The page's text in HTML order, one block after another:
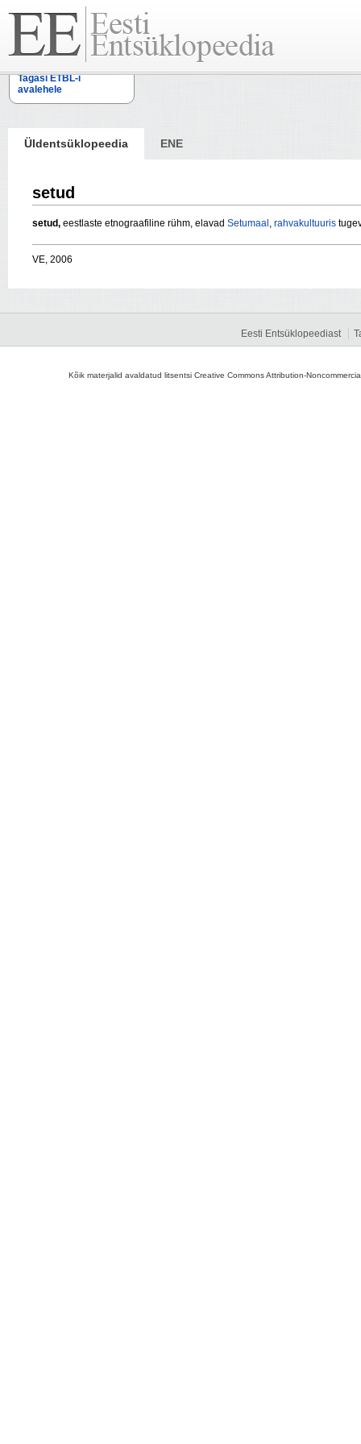
Tagasi ETBL-i
avalehele
Üldentsüklopeedia ENE
setud
setud, eestlaste etnograafiline rühm, elavad Setumaal , rahvakultuuris
VE, 2006
Eesti Entsüklopeediast
Kõik materjalid avaldatud litsentsi Creative Commons Attribution-